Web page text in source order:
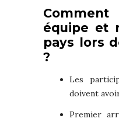
équipe et
pays lors
?
Les
doivent
Premier